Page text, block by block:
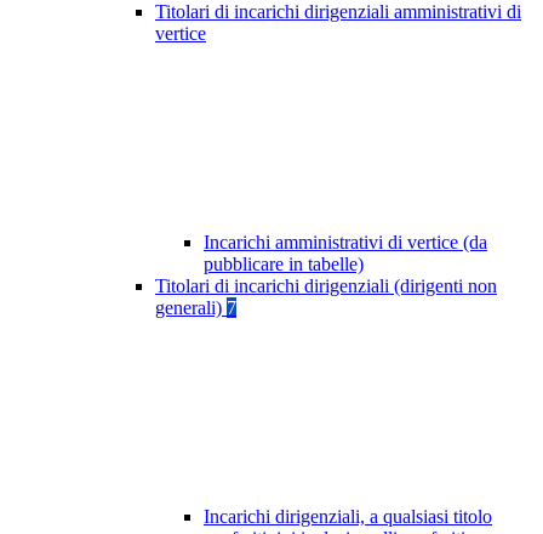
Titolari di incarichi dirigenziali amministrativi di
vertice
Incarichi amministrativi di vertice (da
pubblicare in tabelle)
Titolari di incarichi dirigenziali (dirigenti non
generali) 7
Incarichi dirigenziali, a qualsiasi titolo